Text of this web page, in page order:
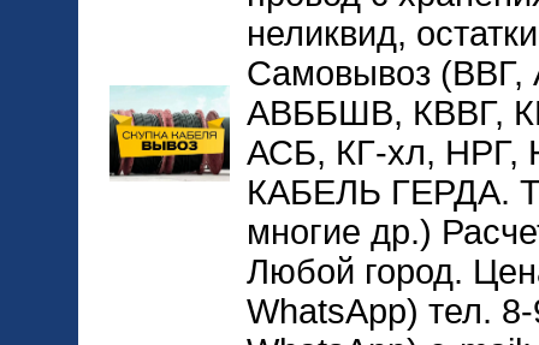
неликвид,
Самовывоз
АВББШВ, КВВГ,
АСБ, КГ-хл,
КАБЕЛЬ ГЕРДА.
многие др.)
Любой город.
WhatsApp) тел.